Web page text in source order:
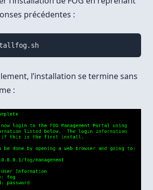
précédentes :
l’installation se termine sans
: